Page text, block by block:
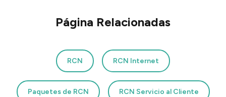
Página Relacionadas
RCN RCN Internet
Paquetes de RCN RCN Servicio al Cliente